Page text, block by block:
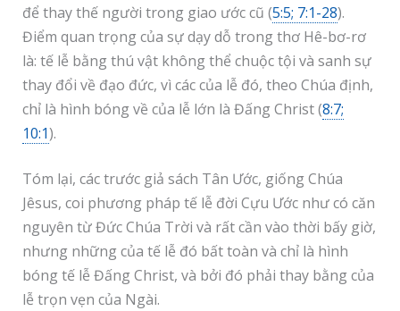
để thay thế người trong giao ước cũ (5:5; 7:1-28).
Điểm quan trọng của sự dạy dỗ trong thơ Hê-bơ-rơ
là: tế lễ bằng thú vật không thể chuộc tội và sanh sự
thay đổi về đạo đức, vì các của lễ đó, theo Chúa định,
chỉ là hình bóng về của lễ lớn là Đấng Christ (8:7;
10:1).
Tóm lại, các trước giả sách Tân Ước, giống Chúa
Jêsus, coi phương pháp tế lễ đời Cựu Ước như có căn
nguyên từ Đức Chúa Trời và rất cần vào thời bấy giờ,
nhưng những của tế lễ đó bất toàn và chỉ là hình
bóng tế lễ Đấng Christ, và bởi đó phải thay bằng của
lễ trọn vẹn của Ngài.